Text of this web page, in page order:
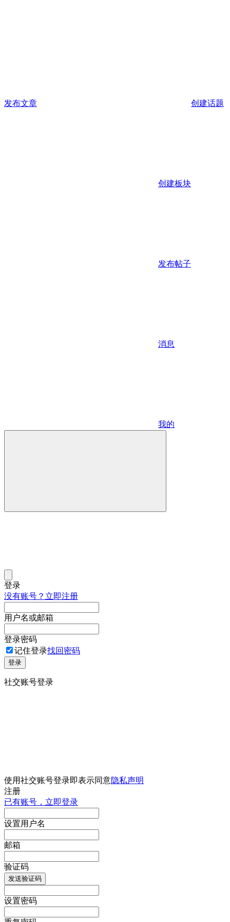
发布文章 创建话题
创建板块
发布帖子
消息
我的
登录
没有账号？立即注册
用户名或邮箱
登录密码
记住登录找回密码
登录
社交账号登录
使用社交账号登录即表示同意隐私声明
注册
已有账号，立即登录
设置用户名
邮箱
验证码
发送验证码
设置密码